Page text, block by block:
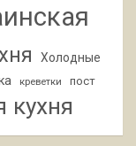
Холодные
креветки пост
кухня